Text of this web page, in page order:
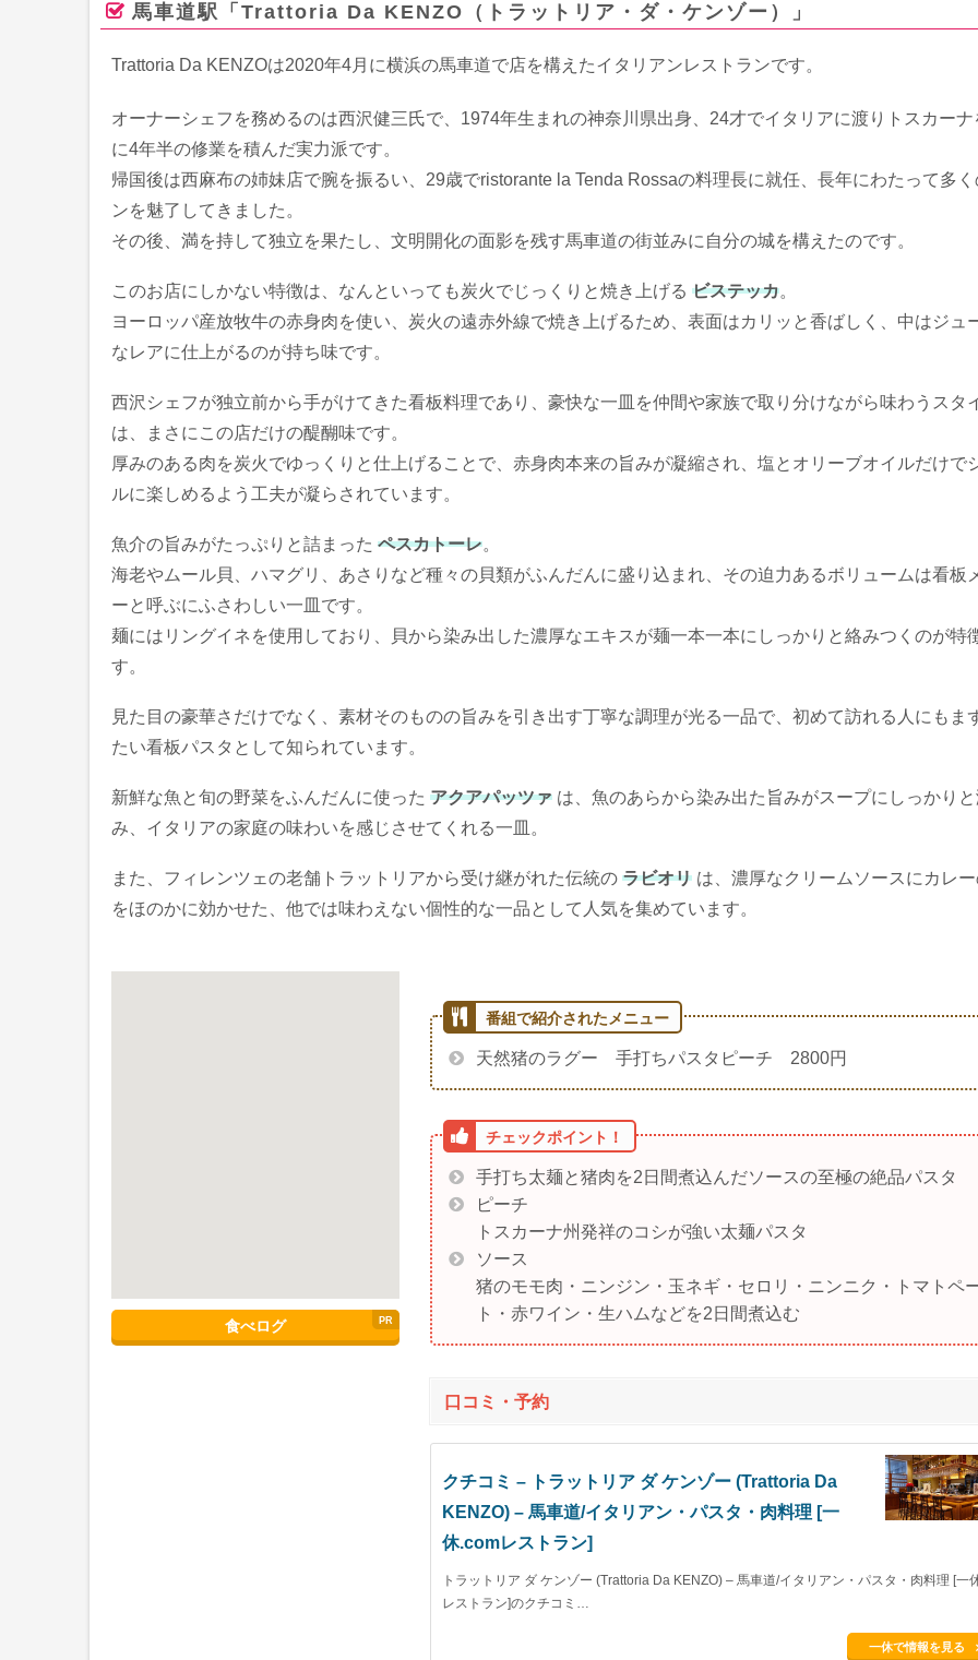
馬車道駅「Trattoria Da KENZO（トラットリア・ダ・ケンゾー）」
Trattoria Da KENZOは2020年4月に横浜の馬車道で店を構えたイタリアンレストランです。
オーナーシェフを務めるのは西沢健三氏で、1974年生まれの神奈川県出身、24才でイタリアに渡りトスカーナ
に4年半の修業を積んだ実力派です。
帰国後は西麻布の姉妹店で腕を振るい、29歳でristorante la Tenda Rossaの料理長に就任、長年にわたって多く
ンを魅了してきました。
その後、満を持して独立を果たし、文明開化の面影を残す馬車道の街並みに自分の城を構えたのです。
このお店にしかない特徴は、なんといっても炭火でじっくりと焼き上げる ビステッカ。
ヨーロッパ産放牧牛の赤身肉を使い、炭火の遠赤外線で焼き上げるため、表面はカリッと香ばしく、中はジュ
なレアに仕上がるのが持ち味です。
西沢シェフが独立前から手がけてきた看板料理であり、豪快な一皿を仲間や家族で取り分けながら味わうスタ
は、まさにこの店だけの醍醐味です。
厚みのある肉を炭火でゆっくりと仕上げることで、赤身肉本来の旨みが凝縮され、塩とオリーブオイルだけで
ルに楽しめるよう工夫が凝らされています。
魚介の旨みがたっぷりと詰まった ペスカトーレ。
海老やムール貝、ハマグリ、あさりなど種々の貝類がふんだんに盛り込まれ、その迫力あるボリュームは看板
ーと呼ぶにふさわしい一皿です。
麺にはリングイネを使用しており、貝から染み出した濃厚なエキスが麺一本一本にしっかりと絡みつくのが特
す。
見た目の豪華さだけでなく、素材そのものの旨みを引き出す丁寧な調理が光る一品で、初めて訪れる人にもま
たい看板パスタとして知られています。
新鮮な魚と旬の野菜をふんだんに使った アクアパッツァ は、魚のあらから染み出た旨みがスープにしっかり
み、イタリアの家庭の味わいを感じさせてくれる一皿。
また、フィレンツェの老舗トラットリアから受け継がれた伝統の ラビオリ は、濃厚なクリームソースにカレ
をほのかに効かせた、他では味わえない個性的な一品として人気を集めています。
食べログ
天然猪のラグー 手打ちパスタピーチ 2800円
手打ち太麺と猪肉を2日間煮込んだソースの至極の絶品パスタ
ピーチ
トスカーナ州発祥のコシが強い太麺パスタ
ソース
猪のモモ肉・ニンジン・玉ネギ・セロリ・ニンニク・トマトペ
ト・赤ワイン・生ハムなどを2日間煮込む
口コミ・予約
クチコミ – トラットリア ダ ケンゾー (Trattoria Da
KENZO) – 馬車道/イタリアン・パスタ・肉料理 [一
休.comレストラン]
トラットリア ダ ケンゾー (Trattoria Da KENZO) – 馬車道/イタリアン・パスタ・肉料理 [一
レストラン]のクチコミ…
一休で情報を見る